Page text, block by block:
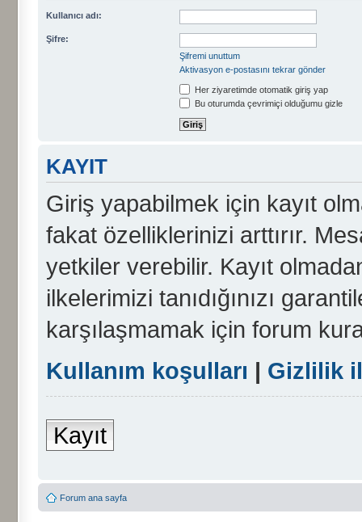
Kullanıcı adı:
Şifre:
Şifremi unuttum
Aktivasyon e-postasını tekrar gönder
Her ziyaretimde otomatik giriş yap
Bu oturumda çevrimiçi olduğumu gizle
KAYIT
Giriş yapabilmek için kayıt
fakat özelliklerinizi arttırır.
yetkiler verebilir. Kayıt
ilkelerimizi tanıdığınızı
karşılaşmamak için forum
Kullanım koşulları | Gizlilik
Kayıt
Forum ana sayfa